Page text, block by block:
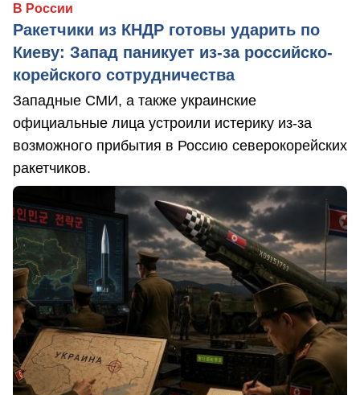
В России
Ракетчики из КНДР готовы ударить по
Киеву: Запад паникует из-за российско-
корейского сотрудничества
Западные СМИ, а также украинские
официальные лица устроили истерику из-за
возможного прибытия в Россию северокорейских
ракетчиков.